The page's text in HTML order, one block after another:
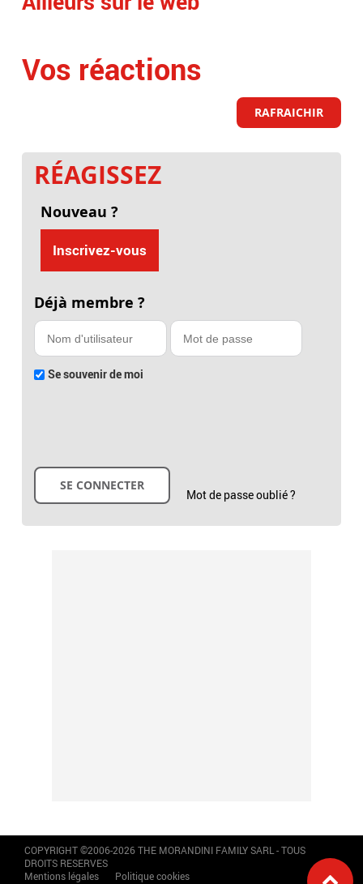
Vos réactions
RAFRAICHIR
RÉAGISSEZ
Nouveau ?
Inscrivez-vous
Déjà membre ?
Se souvenir de moi
Mot de passe oublié ?
COPYRIGHT ©2006-2026 THE MORANDINI FAMILY SARL - TOUS
DROITS RESERVES
Mentions légales
Politique cookies